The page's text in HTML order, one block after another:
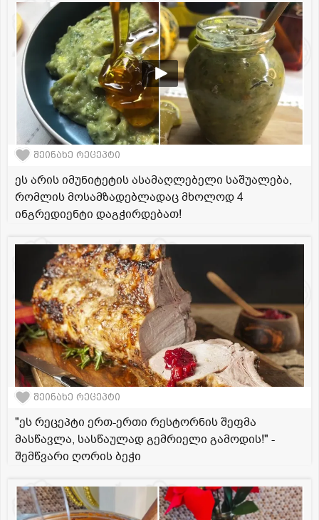
შეინახე რეცეპტი
ეს არის იმუნიტეტის ასამაღლებელი საშუალება,
რომლის მოსამზადებლადაც მხოლოდ 4
ინგრედიენტი დაგჭირდებათ!
შეინახე რეცეპტი
"ეს რეცეპტი ერთ-ერთი რესტორნის შეფმა
მასწავლა, სასწაულად გემრიელი გამოდის!" -
შემწვარი ღორის ბეჭი